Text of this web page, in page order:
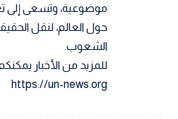
موضوعية، وتسعى إلى
حول العالم، لنقل
الشعوب.
للمزيد من الأخبار
https://un-news.org